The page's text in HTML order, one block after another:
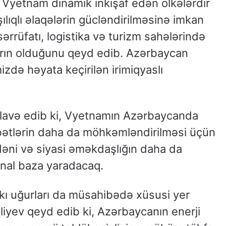
dinamik inkişaf edən ölkələrdir
əlaqələrin gücləndirilməsinə imkan
logistika və turizm sahələrində
olduğunu qeyd edib. Azərbaycan
həyata keçirilən irimiqyaslı
edib ki, Vyetnamın Azərbaycanda
daha da möhkəmləndirilməsi üçün
və siyasi əməkdaşlığın daha da
baza yaradacaq.
uğurları da müsahibədə xüsusi yer
qeyd edib ki, Azərbaycanın enerji